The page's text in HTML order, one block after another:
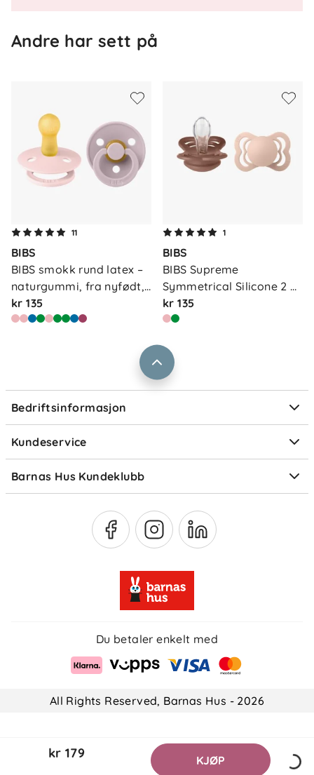
Andre har sett på
11
BIBS
BIBS smokk rund latex –
naturgummi, fra nyfødt,
…
kr 135
1
BIBS
BIBS Supreme
Symmetrical Silicone 2
P…
kr 135
Bedriftsinformasjon
Om oss
Våre butikker
Vårt samfunnsansvar
Jobbe i Barnas Hus
Størrelsesguider
Kundeservice
Kontakt oss
Frakt og levering
Retur og reklamasjon
Salgsbetingelser
Ofte stilte spørsmål
Om Klarna
Barnas Hus Kundeklubb
Medlemsvilkår
Du betaler enkelt med
All Rights Reserved, Barnas Hus - 2026
kr 179 KJØP